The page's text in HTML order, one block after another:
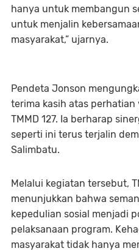
hanya untuk membangun
untuk menjalin
masyarakat,” ujarnya.
Pendeta Jonson
terima kasih atas
TMMD 127. Ia berharap
seperti ini terus terjalin
Salimbatu.
Melalui kegiatan tersebut,
menunjukkan bahwa
kepedulian sosial menjadi
pelaksanaan program.
masyarakat tidak hanya